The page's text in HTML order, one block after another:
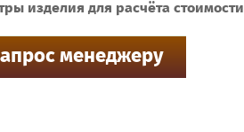
изделия для расчёта стоимости